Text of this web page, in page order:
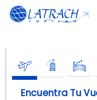
Encuentra Tu